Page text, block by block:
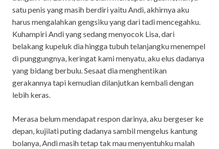
satu penis yang masih berdiri yaitu Andi, akhirnya aku
harus mengalahkan gengsiku yang dari tadi mencegahku.
Kuhampiri Andi yang sedang menyocok Lisa, dari
belakang kupeluk dia hingga tubuh telanjangku menempel
di punggungnya, keringat kami menyatu, aku elus dadanya
yang bidang berbulu. Sesaat dia menghentikan
gerakannya tapi kemudian dilanjutkan kembali dengan
lebih keras.
Merasa belum mendapat respon darinya, aku bergeser ke
depan, kujilati puting dadanya sambil mengelus kantung
bolanya, Andi masih tetap tak mau menyentuhku malah